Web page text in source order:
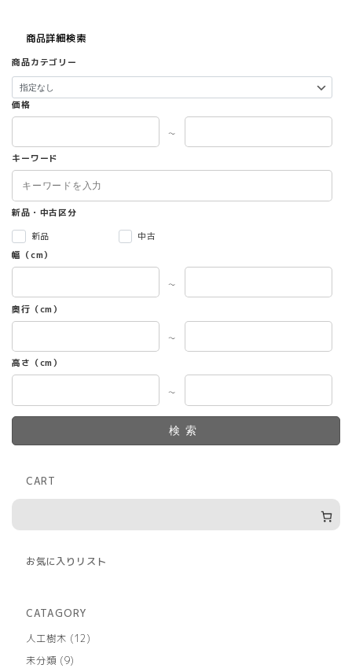
商品詳細検索
商品カテゴリー
価格
～
キーワード
新品・中古区分
新品
中古
幅（cm）
～
奥行（cm）
～
高さ（cm）
～
検索
CART
お気に入りリスト
CATAGORY
人工樹木
1212
未分類 99